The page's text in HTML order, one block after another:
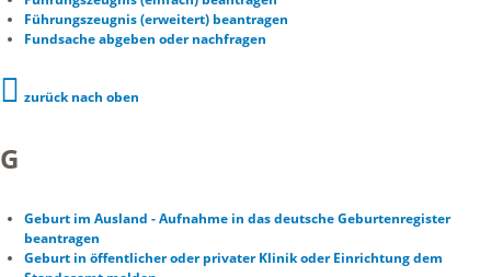
Führungszeugnis (erweitert) beantragen
Fundsache abgeben oder nachfragen
zurück nach oben
G
Geburt im Ausland - Aufnahme in das deutsche Geburtenregister
beantragen
Geburt in öffentlicher oder privater Klinik oder Einrichtung dem